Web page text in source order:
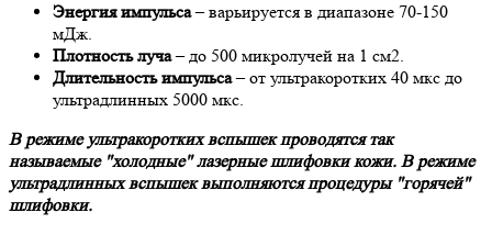
Энергия импульса– варьируется в диапазоне 70-150
мДж.
Плотность луча– до 500 микролучей на 1 см2.
Длительность импульса– от ультракоротких 40 мкс до
ультрадлинных 5000 мкс.
В режиме ультракоротких вспышек проводятся так
называемые "холодные" лазерные шлифовки кожи. В режиме
ультрадлинных вспышек выполняются процедуры "горячей"
шлифовки.